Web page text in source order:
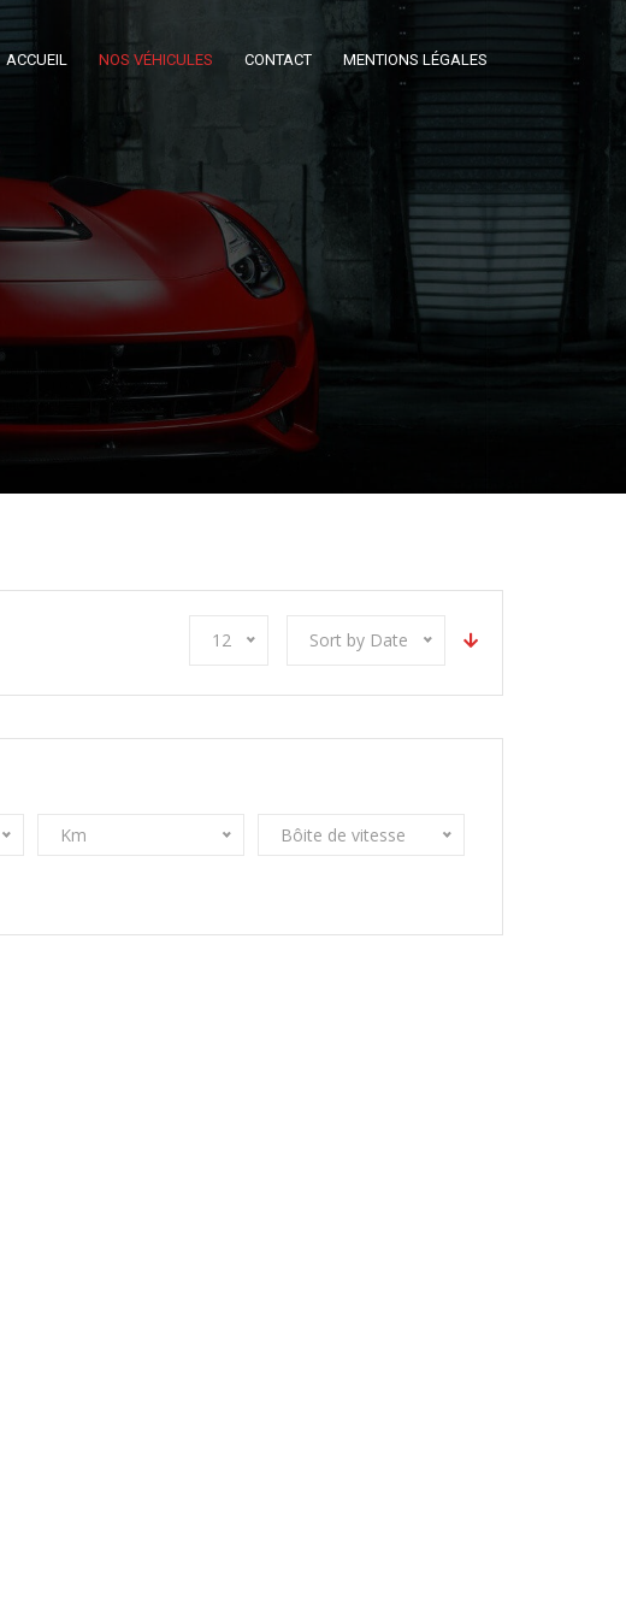
ACCUEIL NOS VÉHICULES CONTACT MENTIONS LÉGALES
12 Sort by Date
Km Bôite de vitesse